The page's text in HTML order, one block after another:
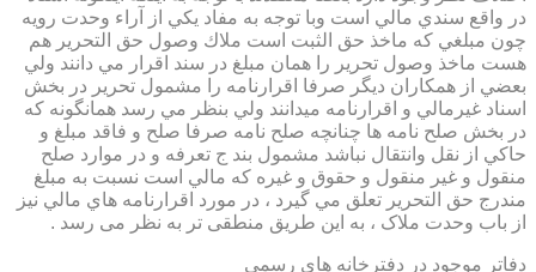
در واقع سندي مالي است وبا توجه به مفاد يكي از آراء وحدت رويه
چون مبلغي كه ماخذ حق الثبت است ملاك وصول حق التحرير هم
هست ماخذ وصول تحرير را همان مبلغ در سند اقرار مي دانند ولي
بعضي از همكاران ديگر صرفا اقرارنامه را مشمول تحرير در بخش
اسناد غيرمالي و اقرارنامه ميدانند ولي بنظر مي رسد همانگونه كه
در بخش صلح نامه ها چنانچه صلح نامه صرفا صلح و فاقد مبلغ و
حاكي از نقل وانتقال نباشد مشمول بند ج تعرفه و در موارد صلح
منقول و غير منقول و حقوق و غيره كه مالي است نسبت به مبلغ
مندرج حق التحرير تعلق مي گيرد ، در مورد اقرارنامه هاي مالي نيز
از باب وحدت ملاک ، به این طریق منطقی تر به نظر می رسد .
دفاتر موجود در دفترخانه های رسمی